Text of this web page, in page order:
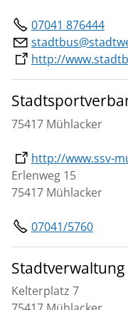
07041 876444
http://
75417 Mühlacker
http://www.ssv-
Erlenweg 15
75417 Mühlacker
07041/5760
Kelterplatz 7